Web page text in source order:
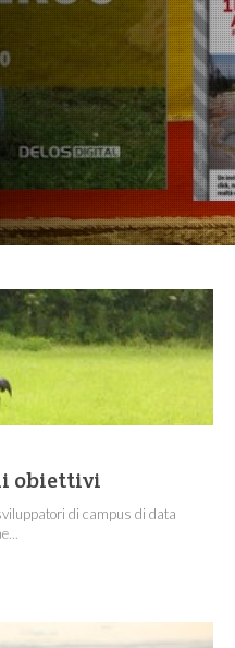
obiettivi
di campus di data